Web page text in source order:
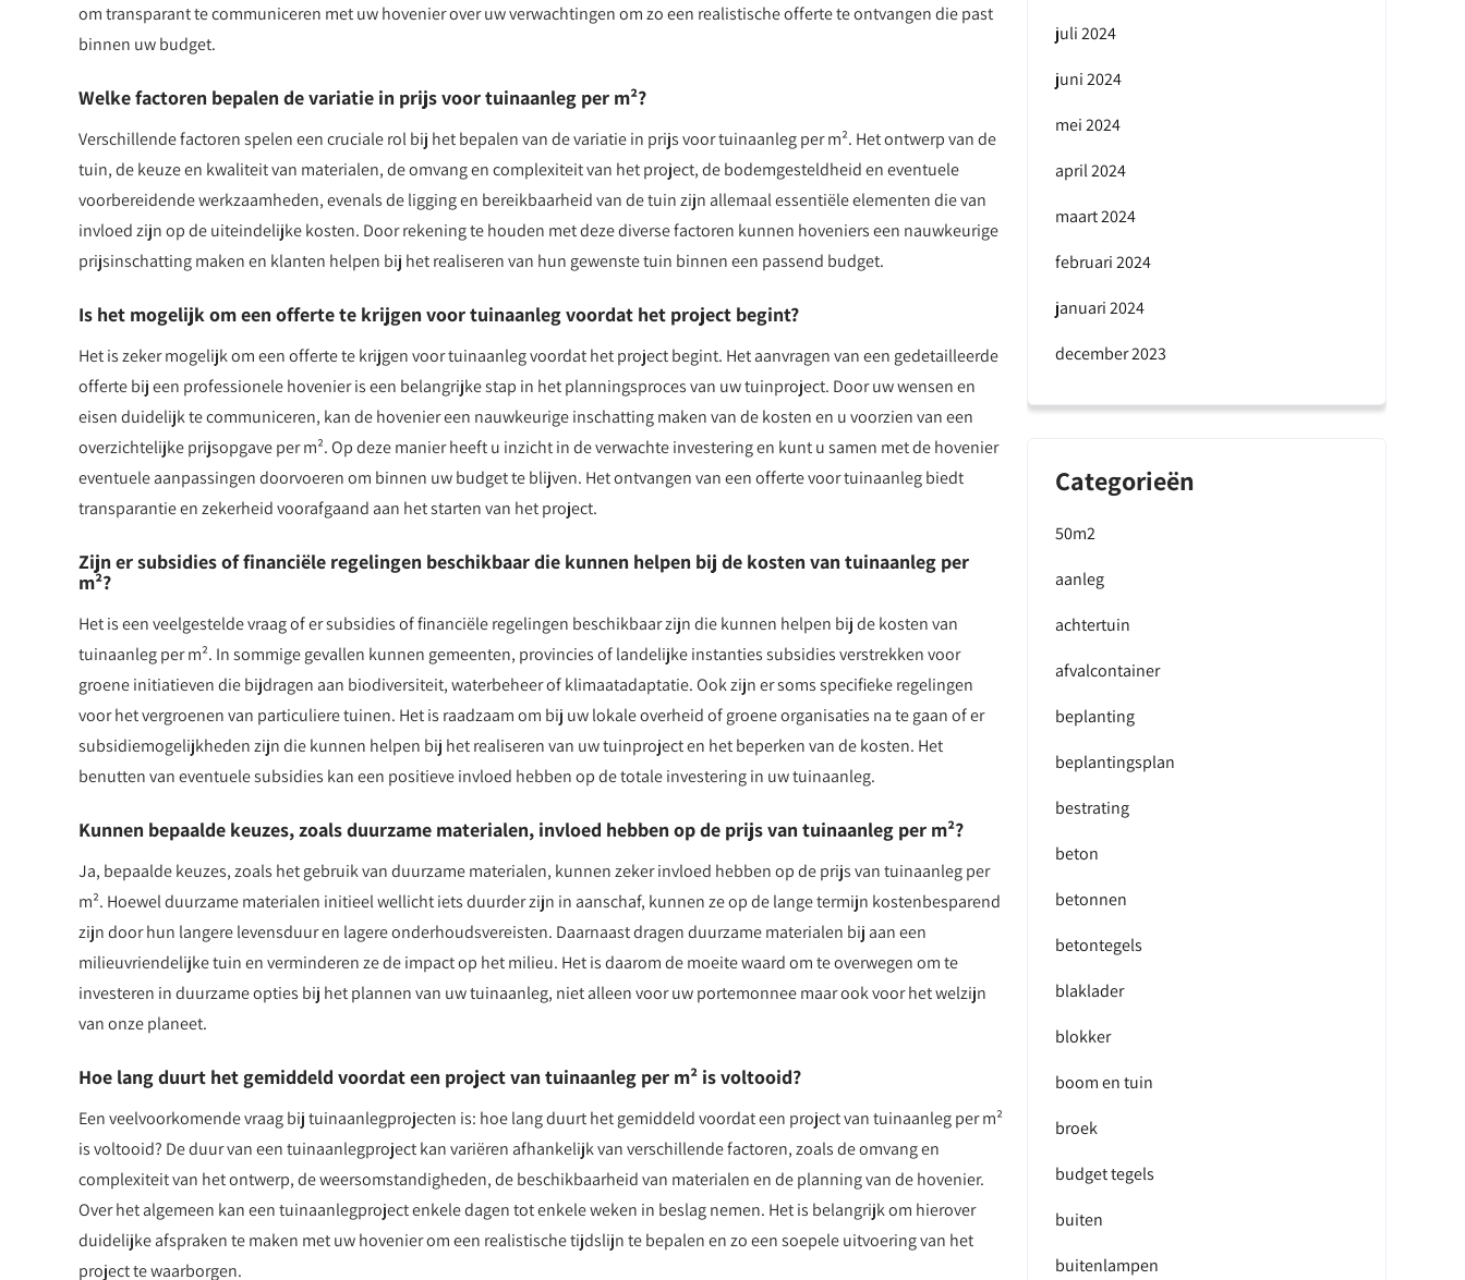
om transparant te communiceren met uw hovenier over uw verwachtingen om zo een realistische offerte te ontvangen die past
binnen uw budget.
Welke factoren bepalen de variatie in prijs voor tuinaanleg per m²?
Verschillende factoren spelen een cruciale rol bij het bepalen van de variatie in prijs voor tuinaanleg per m². Het ontwerp van de
tuin, de keuze en kwaliteit van materialen, de omvang en complexiteit van het project, de bodemgesteldheid en eventuele
voorbereidende werkzaamheden, evenals de ligging en bereikbaarheid van de tuin zijn allemaal essentiële elementen die van
invloed zijn op de uiteindelijke kosten. Door rekening te houden met deze diverse factoren kunnen hoveniers een nauwkeurige
prijsinschatting maken en klanten helpen bij het realiseren van hun gewenste tuin binnen een passend budget.
Is het mogelijk om een offerte te krijgen voor tuinaanleg voordat het project begint?
Het is zeker mogelijk om een offerte te krijgen voor tuinaanleg voordat het project begint. Het aanvragen van een gedetailleerde
offerte bij een professionele hovenier is een belangrijke stap in het planningsproces van uw tuinproject. Door uw wensen en
eisen duidelijk te communiceren, kan de hovenier een nauwkeurige inschatting maken van de kosten en u voorzien van een
overzichtelijke prijsopgave per m². Op deze manier heeft u inzicht in de verwachte investering en kunt u samen met de hovenier
eventuele aanpassingen doorvoeren om binnen uw budget te blijven. Het ontvangen van een offerte voor tuinaanleg biedt
transparantie en zekerheid voorafgaand aan het starten van het project.
Zijn er subsidies of financiële regelingen beschikbaar die kunnen helpen bij de kosten van tuinaanleg per
m²?
Het is een veelgestelde vraag of er subsidies of financiële regelingen beschikbaar zijn die kunnen helpen bij de kosten van
tuinaanleg per m². In sommige gevallen kunnen gemeenten, provincies of landelijke instanties subsidies verstrekken voor
groene initiatieven die bijdragen aan biodiversiteit, waterbeheer of klimaatadaptatie. Ook zijn er soms specifieke regelingen
voor het vergroenen van particuliere tuinen. Het is raadzaam om bij uw lokale overheid of groene organisaties na te gaan of er
subsidiemogelijkheden zijn die kunnen helpen bij het realiseren van uw tuinproject en het beperken van de kosten. Het
benutten van eventuele subsidies kan een positieve invloed hebben op de totale investering in uw tuinaanleg.
Kunnen bepaalde keuzes, zoals duurzame materialen, invloed hebben op de prijs van tuinaanleg per m²?
Ja, bepaalde keuzes, zoals het gebruik van duurzame materialen, kunnen zeker invloed hebben op de prijs van tuinaanleg per
m². Hoewel duurzame materialen initieel wellicht iets duurder zijn in aanschaf, kunnen ze op de lange termijn kostenbesparend
zijn door hun langere levensduur en lagere onderhoudsvereisten. Daarnaast dragen duurzame materialen bij aan een
milieuvriendelijke tuin en verminderen ze de impact op het milieu. Het is daarom de moeite waard om te overwegen om te
investeren in duurzame opties bij het plannen van uw tuinaanleg, niet alleen voor uw portemonnee maar ook voor het welzijn
van onze planeet.
Hoe lang duurt het gemiddeld voordat een project van tuinaanleg per m² is voltooid?
Een veelvoorkomende vraag bij tuinaanlegprojecten is: hoe lang duurt het gemiddeld voordat een project van tuinaanleg per m²
is voltooid? De duur van een tuinaanlegproject kan variëren afhankelijk van verschillende factoren, zoals de omvang en
complexiteit van het ontwerp, de weersomstandigheden, de beschikbaarheid van materialen en de planning van de hovenier.
Over het algemeen kan een tuinaanlegproject enkele dagen tot enkele weken in beslag nemen. Het is belangrijk om hierover
duidelijke afspraken te maken met uw hovenier om een realistische tijdslijn te bepalen en zo een soepele uitvoering van het
project te waarborgen.
juli 2024
juni 2024
mei 2024
april 2024
maart 2024
februari 2024
januari 2024
december 2023
Categorieën
50m2
aanleg
achtertuin
afvalcontainer
beplanting
beplantingsplan
bestrating
beton
betonnen
betontegels
blaklader
blokker
boom en tuin
broek
budget tegels
buiten
buitenlampen